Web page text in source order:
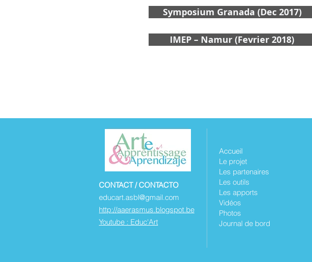
Symposium Granada (Dec 2017)
IMEP – Namur (Fevrier 2018)
CONTACT / CONTACTO
educart.asbl@gmail.com
http://aaerasmus.blogspot.be
Youtube : Educ'Art
Accueil
Le projet
Les partenaires
Les outils
Les apports
Vidéos
Photos
Journal de bord